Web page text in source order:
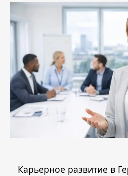
Карьерное развитие в